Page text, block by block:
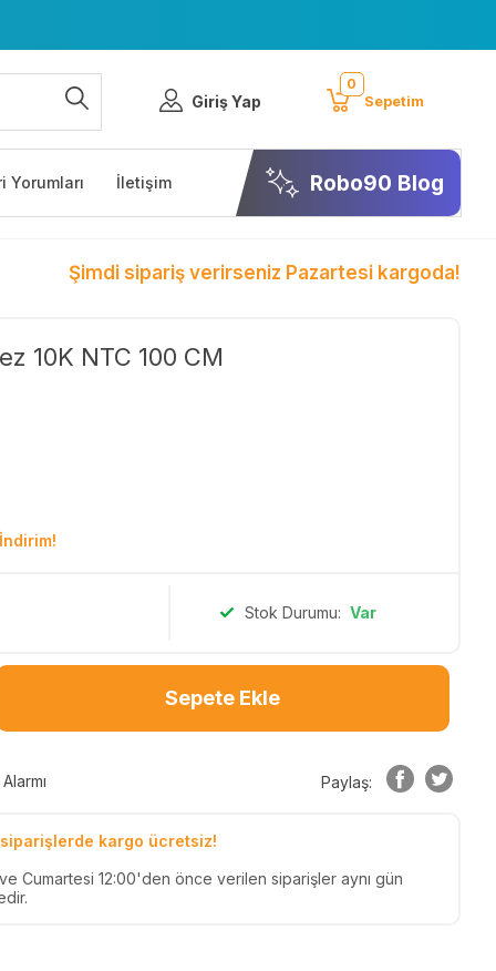
Giriş Yap
0
Sepetim
Yorumları İletişim Robo90 Blog
Şimdi sipariş verirseniz Pazartesi kargoda!
10K NTC 100 CM
Stok Durumu:Var
Sepete Ekle
Paylaş:
kargo ücretsiz!
Cumartesi 12:00'den önce verilen siparişler aynı gün